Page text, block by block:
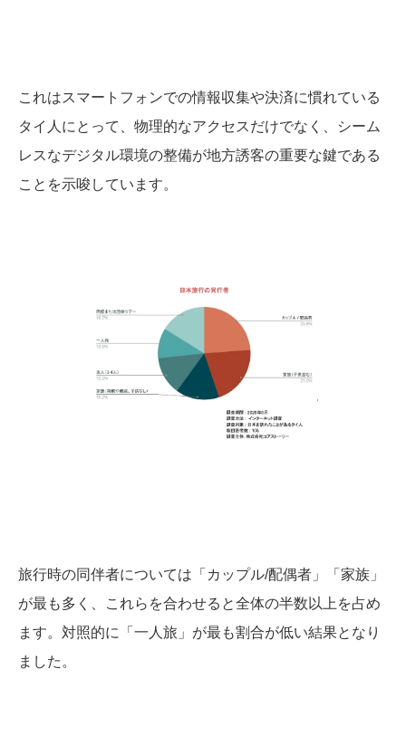
これはスマートフォンでの情報収集や決済に慣れている
タイ人にとって、物理的なアクセスだけでなく、シーム
レスなデジタル環境の整備が地方誘客の重要な鍵である
ことを示唆しています。
旅行時の同伴者については「カップル/配偶者」「家族」
が最も多く、これらを合わせると全体の半数以上を占め
ます。対照的に「一人旅」が最も割合が低い結果となり
ました。